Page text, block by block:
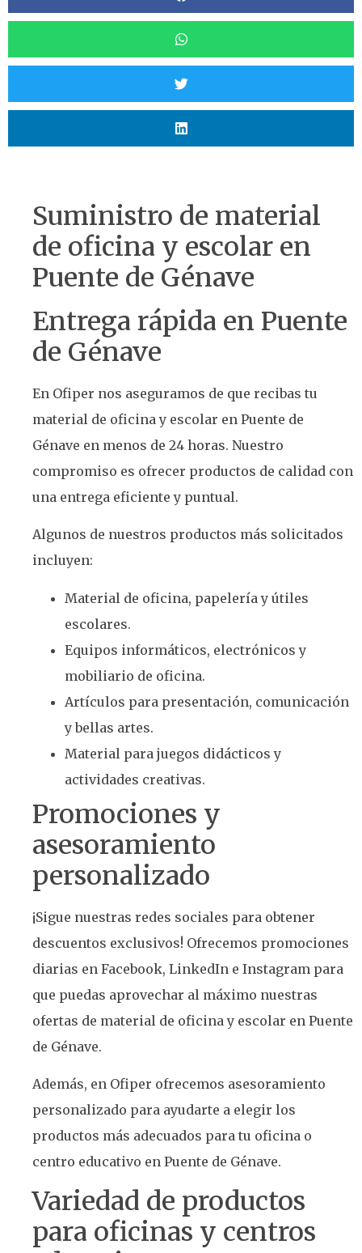
Suministro de material
de oficina y escolar en
Puente de Génave
Entrega rápida en Puente
de Génave
En Ofiper nos aseguramos de que recibas tu
material de oficina y escolar en Puente de
Génave en menos de 24 horas. Nuestro
compromiso es ofrecer productos de calidad con
una entrega eficiente y puntual.
Algunos de nuestros productos más solicitados
incluyen:
Material de oficina, papelería y útiles
escolares.
Equipos informáticos, electrónicos y
mobiliario de oficina.
Artículos para presentación, comunicación
y bellas artes.
Material para juegos didácticos y
actividades creativas.
Promociones y
asesoramiento
personalizado
¡Sigue nuestras redes sociales para obtener
descuentos exclusivos! Ofrecemos promociones
diarias en Facebook, LinkedIn e Instagram para
que puedas aprovechar al máximo nuestras
ofertas de material de oficina y escolar en Puente
de Génave.
Además, en Ofiper ofrecemos asesoramiento
personalizado para ayudarte a elegir los
productos más adecuados para tu oficina o
centro educativo en Puente de Génave.
Variedad de productos
para oficinas y centros